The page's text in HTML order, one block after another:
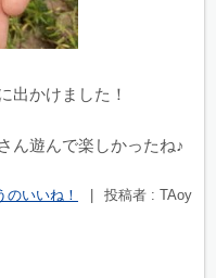
出かけました！
ん遊んで楽しかったね♪
のいいね！
投稿者 : TAoy